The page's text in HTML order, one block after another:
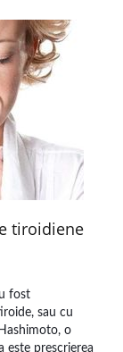
tiroidiene
fost
sau cu
o
este prescrierea